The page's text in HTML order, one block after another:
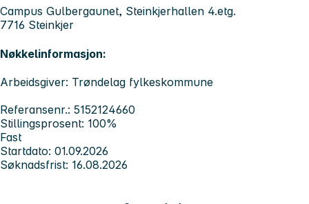
Campus Gulbergaunet, Steinkjerhallen 4.etg.
7716 Steinkjer
Nøkkelinformasjon:
Arbeidsgiver: Trøndelag fylkeskommune
Referansenr.: 5152124660
Stillingsprosent: 100%
Fast
Startdato: 01.09.2026
Søknadsfrist: 16.08.2026